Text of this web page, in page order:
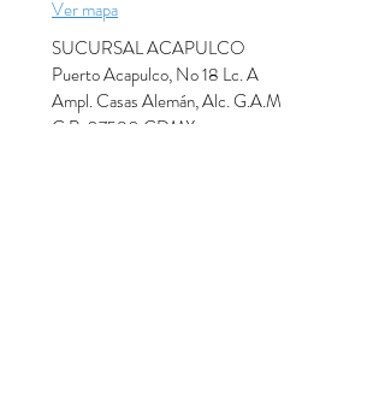
Ver mapa
SUCURSAL ACAPULCO
Puerto Acapulco, No 18 Lc. A
Ampl. Casas Alemán, Alc. G.A.M
C.P. 07580 CDMX